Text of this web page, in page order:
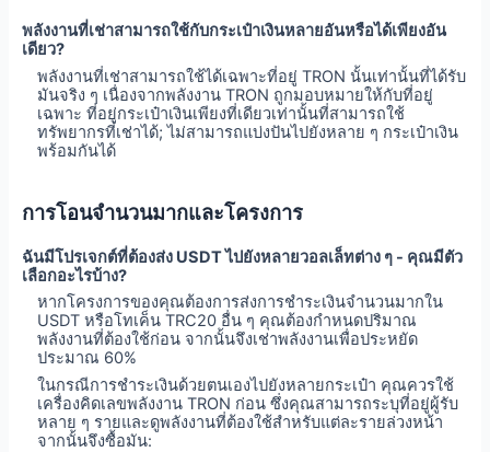
พลังงานที่เช่าสามารถใช้กับกระเป๋าเงินหลายอันหรือได้เพียงอัน
เดียว?
พลังงานที่เช่าสามารถใช้ได้เฉพาะที่อยู่ TRON นั้นเท่านั้นที่ได้รับ
มันจริง ๆ เนื่องจากพลังงาน TRON ถูกมอบหมายให้กับที่อยู่
เฉพาะ ที่อยู่กระเป๋าเงินเพียงที่เดียวเท่านั้นที่สามารถใช้
ทรัพยากรที่เช่าได้; ไม่สามารถแบ่งปันไปยังหลาย ๆ กระเป๋าเงิน
พร้อมกันได้
การโอนจำนวนมากและโครงการ
ฉันมีโปรเจกต์ที่ต้องส่ง USDT ไปยังหลายวอลเล็ทต่าง ๆ - คุณมีตัว
เลือกอะไรบ้าง?
หากโครงการของคุณต้องการส่งการชำระเงินจำนวนมากใน
USDT หรือโทเค็น TRC20 อื่น ๆ คุณต้องกำหนดปริมาณ
พลังงานที่ต้องใช้ก่อน จากนั้นจึงเช่าพลังงานเพื่อประหยัด
ประมาณ 60%
ในกรณีการชำระเงินด้วยตนเองไปยังหลายกระเป๋า คุณควรใช้
เครื่องคิดเลขพลังงาน TRON ก่อน ซึ่งคุณสามารถระบุที่อยู่ผู้รับ
หลาย ๆ รายและดูพลังงานที่ต้องใช้สำหรับแต่ละรายล่วงหน้า
จากนั้นจึงซื้อมัน: